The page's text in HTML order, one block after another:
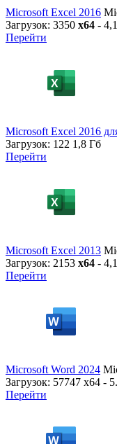
Microsoft Excel 2016
Загрузок: 3350 x64 -
Перейти
Microsoft Excel 2016
Загрузок: 122 1,8 Гб
Перейти
Microsoft Excel 2013
Загрузок: 2153 x64 -
Перейти
Microsoft Word 2024
Загрузок: 57747 x64 -
Перейти